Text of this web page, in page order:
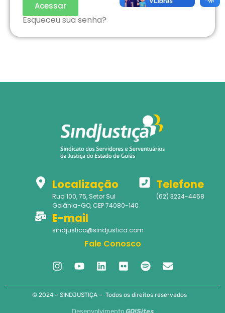
Acessar
Esqueceu sua senha?
Localização
Rua 100, 75, Setor Sul
Goiânia-GO, CEP 74080-140
Telefone
(62) 3224-4458
E-mail
sindjustica@sindjustica.com
Fale Conosco
© 2024 – SINDJUSTIÇA – Todos os direitos reservados
Desenvolvimento GO!Sites